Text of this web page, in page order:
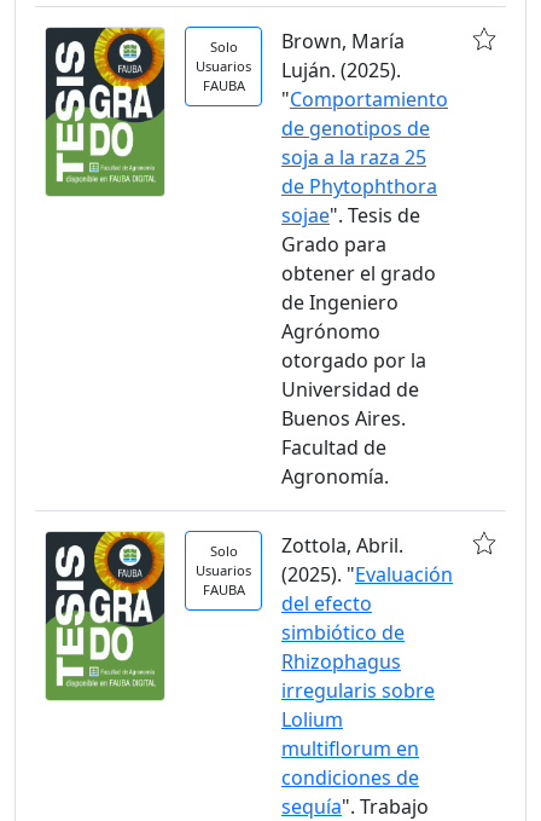
Solo
Usuarios
FAUBA
Brown, María
Luján. (2025).
"Comportamiento
de genotipos de
soja a la raza 25
de Phytophthora
sojae". Tesis de
Grado para
obtener el grado
de Ingeniero
Agrónomo
otorgado por la
Universidad de
Buenos Aires.
Facultad de
Agronomía.
Solo
Usuarios
FAUBA
Zottola, Abril.
(2025). "Evaluación
del efecto
simbiótico de
Rhizophagus
irregularis sobre
Lolium
multiflorum en
condiciones de
sequía". Trabajo